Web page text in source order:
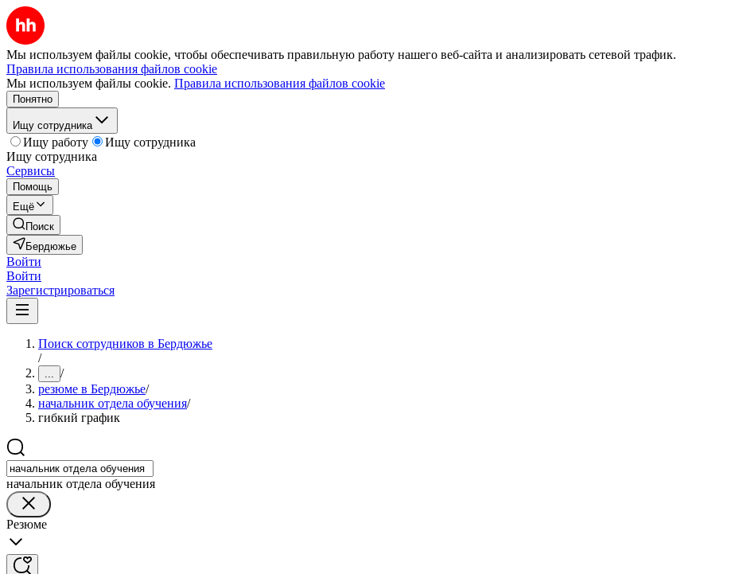
Мы используем файлы cookie, чтобы обеспечивать правильную работу нашего веб-сайта и анализировать сетевой трафик.
Правила использования файлов cookie
Мы используем файлы cookie. Правила использования файлов cookie
Понятно
Ищу сотрудника
Ищу работу
Ищу сотрудника
Ищу сотрудника
Сервисы
Помощь
Ещё
Поиск
Бердюжье
Войти
Войти
Зарегистрироваться
Поиск сотрудников в Бердюжье
/
... /
резюме в Бердюжье/
начальник отдела обучения/
гибкий график
начальник отдела обучения
Резюме